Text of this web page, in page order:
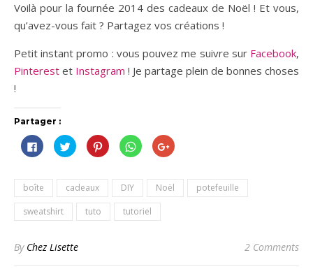
Voilà pour la fournée 2014 des cadeaux de Noël ! Et vous,
qu’avez-vous fait ? Partagez vos créations !
Petit instant promo : vous pouvez me suivre sur Facebook,
Pinterest et Instagram ! Je partage plein de bonnes choses
!
Partager :
Cliquez
pour
partager
dans
une
fenêtre)
Cliquez
pour
partager
dans
une
fenêtre)
Cliquez
pour
partager
dans
fenêtre)
Cliquez
pour
partager
fenêtre)
Cliquez
pour
(ouvre
dans
boîte cadeaux DIY Noël
potefeuille
sweatshirt
tuto tutoriel
By Chez Lisette 2 Comments